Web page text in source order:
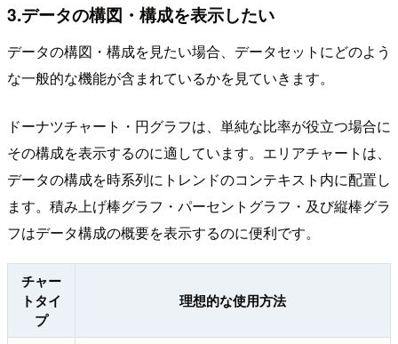
3.データの構図・構成を表示したい
データの構図・構成を見たい場合、データセットにどのよう
な一般的な機能が含まれているかを見ていきます。
ドーナツチャート・円グラフは、単純な比率が役立つ場合に
その構成を表示するのに適しています。エリアチャートは、
データの構成を時系列にトレンドのコンテキスト内に配置し
ます。積み上げ棒グラフ・パーセントグラフ・及び縦棒グラ
フはデータ構成の概要を表示するのに便利です。
チャー
トタイ
プ
理想的な使用方法